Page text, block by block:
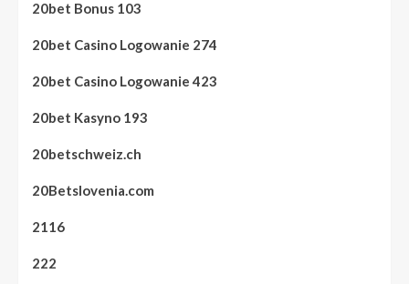
20bet Bonus 103
20bet Casino Logowanie 274
20bet Casino Logowanie 423
20bet Kasyno 193
20betschweiz.ch
20Betslovenia.com
2116
222